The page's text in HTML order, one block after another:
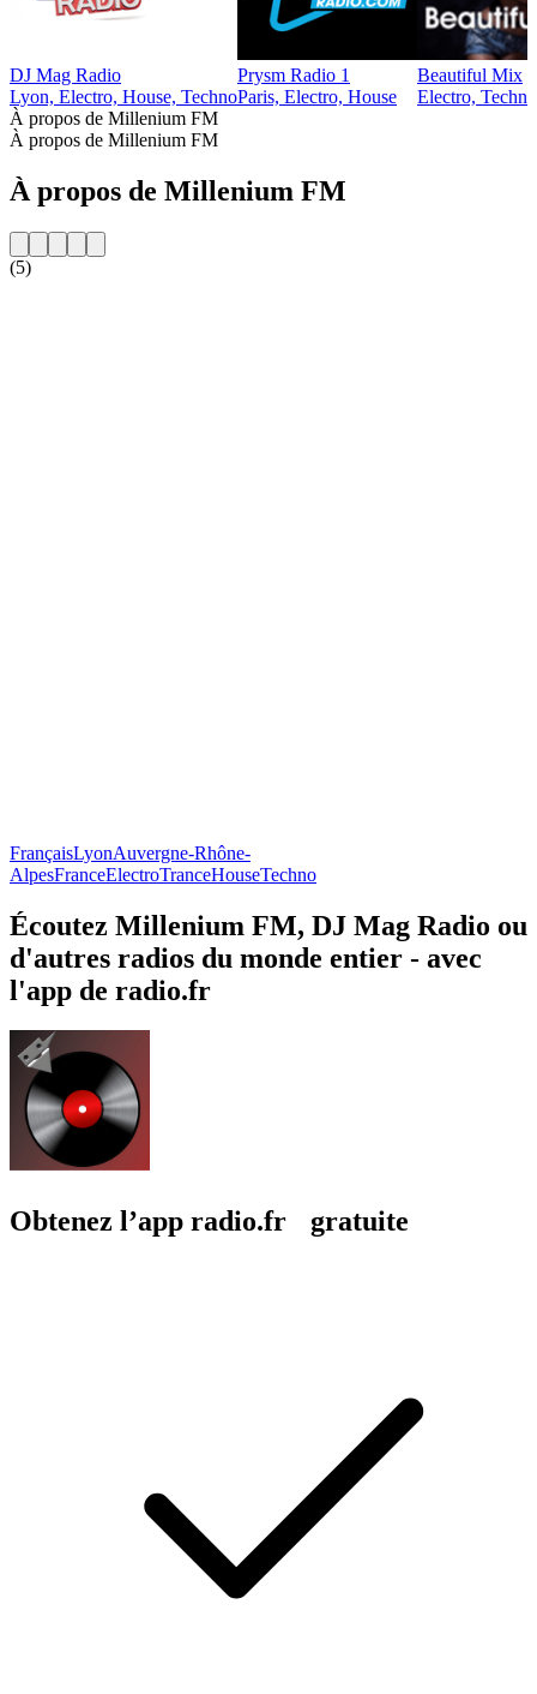
DJ Mag Radio
Lyon, Electro, House, Techno
Prysm Radio 1
Paris, Electro, House
Beautiful Mix
Electro, Techno
À propos de Millenium FM
À propos de Millenium FM
À propos de Millenium FM
(5)
FrançaisLyonAuvergne-Rhône-
AlpesFranceElectroTranceHouseTechno
Écoutez Millenium FM, DJ Mag Radio ou
d'autres radios du monde entier - avec
l'app de radio.fr
Obtenez l’app radio.fr gratuite